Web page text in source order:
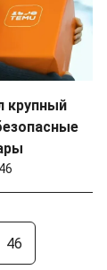
крупный
46